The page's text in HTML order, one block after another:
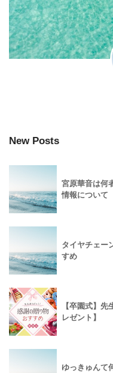
New Posts
宮原華音は何
情報について
タイヤチェー
すめ
【卒園式】
レゼント】
ゆっきゅんて